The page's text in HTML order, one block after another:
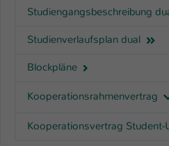
Studiengangsbeschreibung
Studienverlaufsplan dual
Blockpläne
Kooperationsrahmenvertrag
Kooperationsvertrag Student-